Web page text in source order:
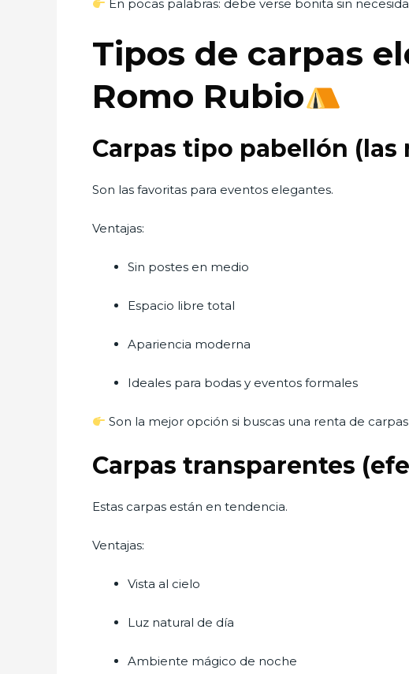
En pocas palabras: debe verse bonita sin
Tipos de carpas
Romo Rubio
Carpas tipo pabellón (las
Son las favoritas para eventos elegantes.
Ventajas:
Sin postes en medio
Espacio libre total
Apariencia moderna
Ideales para bodas y eventos formales
Son la mejor opción si buscas una renta de
Carpas transparentes
Estas carpas están en tendencia.
Ventajas:
Vista al cielo
Luz natural de día
Ambiente mágico de noche